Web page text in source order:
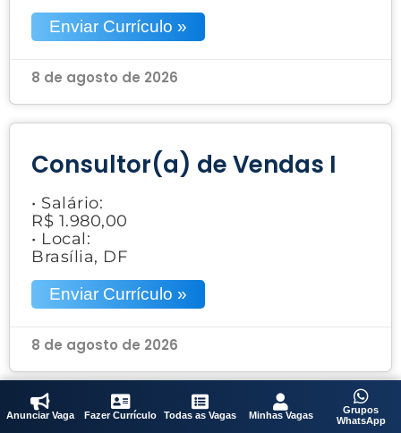
Enviar Currículo »
8 de agosto de 2026
Consultor(a) de Vendas I
• Salário:
R$ 1.980,00
• Local:
Brasília, DF
Enviar Currículo »
8 de agosto de 2026
Anunciar Vaga Fazer Currículo Todas as Vagas Minhas Vagas
Grupos
WhatsApp